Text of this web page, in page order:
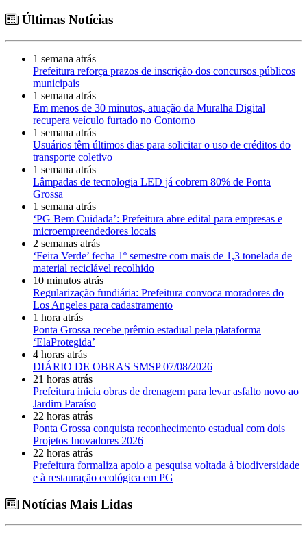
Últimas Notícias
1 semana atrás
Prefeitura reforça prazos de inscrição dos concursos públicos
municipais
1 semana atrás
Em menos de 30 minutos, atuação da Muralha Digital
recupera veículo furtado no Contorno
1 semana atrás
Usuários têm últimos dias para solicitar o uso de créditos do
transporte coletivo
1 semana atrás
Lâmpadas de tecnologia LED já cobrem 80% de Ponta
Grossa
1 semana atrás
‘PG Bem Cuidada’: Prefeitura abre edital para empresas e
microempreendedores locais
2 semanas atrás
‘Feira Verde’ fecha 1º semestre com mais de 1,3 tonelada de
material reciclável recolhido
10 minutos atrás
Regularização fundiária: Prefeitura convoca moradores do
Los Angeles para cadastramento
1 hora atrás
Ponta Grossa recebe prêmio estadual pela plataforma
‘ElaProtegida’
4 horas atrás
DIÁRIO DE OBRAS SMSP 07/08/2026
21 horas atrás
Prefeitura inicia obras de drenagem para levar asfalto novo ao
Jardim Paraíso
22 horas atrás
Ponta Grossa conquista reconhecimento estadual com dois
Projetos Inovadores 2026
22 horas atrás
Prefeitura formaliza apoio a pesquisa voltada à biodiversidade
e à restauração ecológica em PG
Notícias Mais Lidas